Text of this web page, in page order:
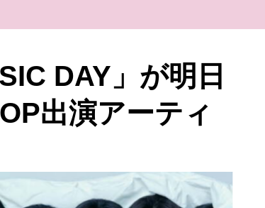
DAY」が明日
出演アーティ